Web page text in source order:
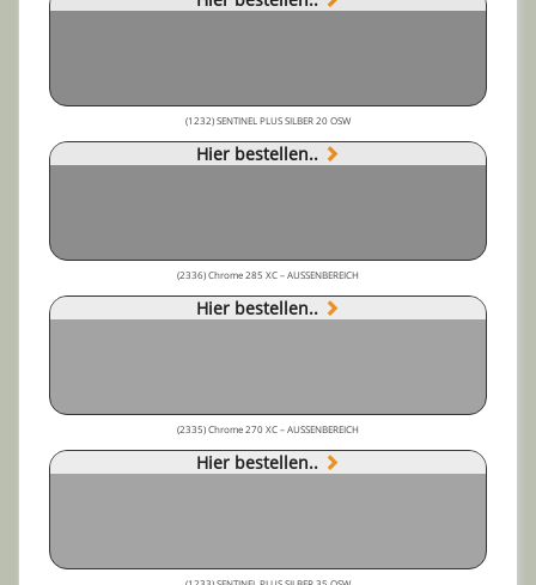
(1232) SENTINEL PLUS SILBER 20 OSW
Hier bestellen..
(2336) Chrome 285 XC – AUSSENBEREICH
Hier bestellen..
(2335) Chrome 270 XC – AUSSENBEREICH
Hier bestellen..